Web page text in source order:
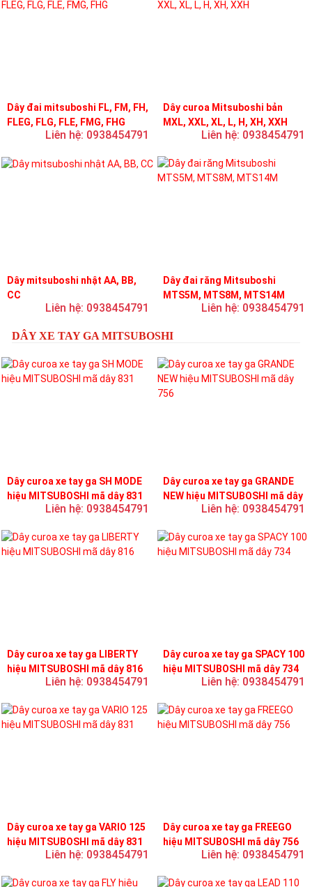
Dây đai mitsuboshi FL, FM, FH,
FLEG, FLG, FLE, FMG, FHG
Liên hệ: 0938454791
Dây curoa Mitsuboshi bản
MXL, XXL, XL, L, H, XH, XXH
Liên hệ: 0938454791
Dây mitsuboshi nhật AA, BB,
CC
Liên hệ: 0938454791
Dây đai răng Mitsuboshi
MTS5M, MTS8M, MTS14M
Liên hệ: 0938454791
DÂY XE TAY GA MITSUBOSHI
Dây curoa xe tay ga SH MODE
hiệu MITSUBOSHI mã dây 831
Liên hệ: 0938454791
Dây curoa xe tay ga GRANDE
NEW hiệu MITSUBOSHI mã dây
Liên hệ: 0938454791
Dây curoa xe tay ga LIBERTY
hiệu MITSUBOSHI mã dây 816
Liên hệ: 0938454791
Dây curoa xe tay ga SPACY 100
hiệu MITSUBOSHI mã dây 734
Liên hệ: 0938454791
Dây curoa xe tay ga VARIO 125
hiệu MITSUBOSHI mã dây 831
Liên hệ: 0938454791
Dây curoa xe tay ga FREEGO
hiệu MITSUBOSHI mã dây 756
Liên hệ: 0938454791